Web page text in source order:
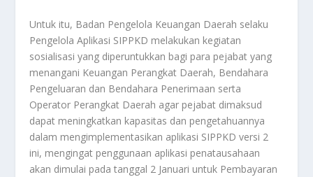
Untuk itu, Badan Pengelola Keuangan Daerah selaku
Pengelola Aplikasi SIPPKD melakukan kegiatan
sosialisasi yang diperuntukkan bagi para pejabat yang
menangani Keuangan Perangkat Daerah, Bendahara
Pengeluaran dan Bendahara Penerimaan serta
Operator Perangkat Daerah agar pejabat dimaksud
dapat meningkatkan kapasitas dan pengetahuannya
dalam mengimplementasikan aplikasi SIPPKD versi 2
ini, mengingat penggunaan aplikasi penatausahaan
akan dimulai pada tanggal 2 Januari untuk Pembayaran